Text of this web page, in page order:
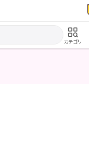
カテゴリ